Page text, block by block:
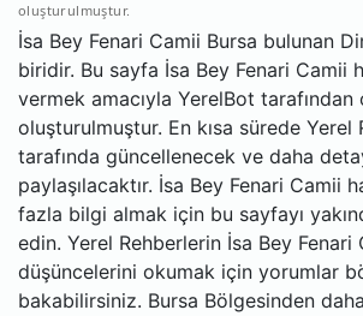
oluşturulmuştur.
İsa Bey Fenari Camii Bursa bulunan
biridir. Bu sayfa İsa Bey Fenari Camii
vermek amacıyla YerelBot
oluşturulmuştur. En kısa sürede Yerel
tarafında güncellenecek ve daha
paylaşılacaktır. İsa Bey Fenari Camii
fazla bilgi almak için bu sayfayı
edin. Yerel Rehberlerin İsa Bey Fenari
düşüncelerini okumak için yorumlar
bakabilirsiniz. Bursa Bölgesinden